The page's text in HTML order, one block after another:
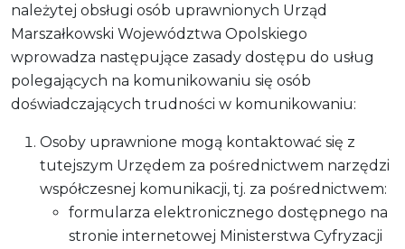
należytej obsługi osób uprawnionych Urząd
Marszałkowski Województwa Opolskiego
wprowadza następujące zasady dostępu do usług
polegających na komunikowaniu się osób
doświadczających trudności w komunikowaniu:
Osoby uprawnione mogą kontaktować się z
tutejszym Urzędem za pośrednictwem narzędzi
współczesnej komunikacji, tj. za pośrednictwem:
formularza elektronicznego dostępnego na
stronie internetowej Ministerstwa Cyfryzacji